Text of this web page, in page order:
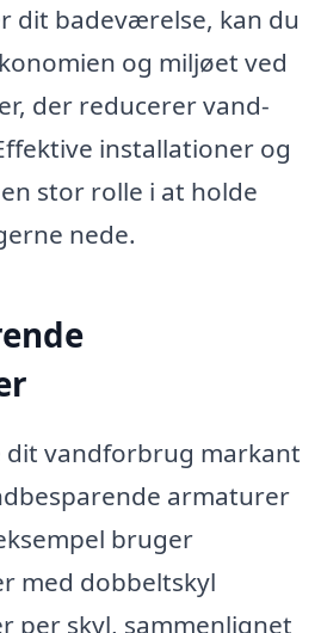
dit badeværelse, kan du
og miljøet ved
der reducerer vand-
installationer og
stor rolle i at holde
nede.
dit vandforbrug markant
armaturer
bruger
med dobbeltskyl
per skyl, sammenlignet